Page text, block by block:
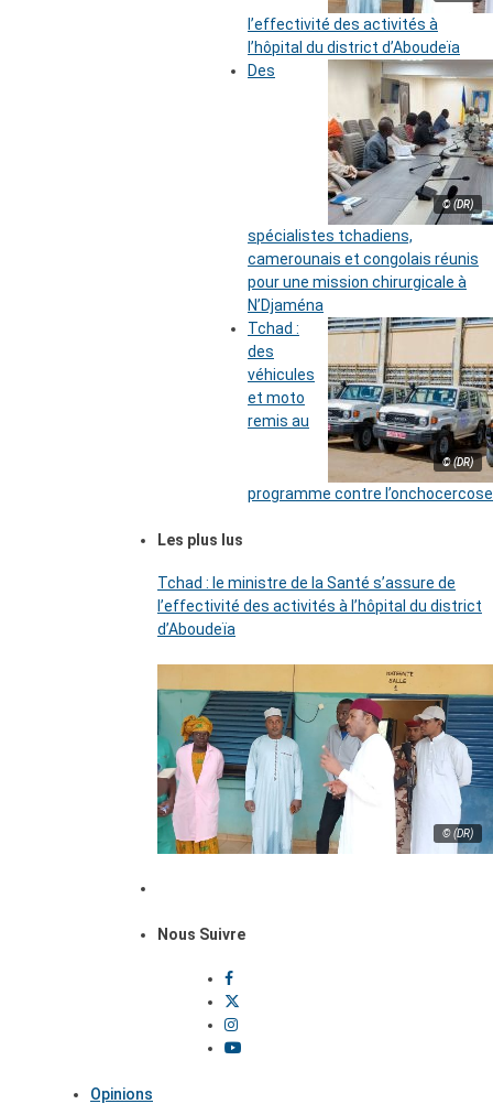
l’effectivité des activités à
l’hôpital du district d’Aboudeïa
© (DR)
Des
spécialistes tchadiens,
camerounais et congolais réunis
pour une mission chirurgicale à
N’Djaména
© (DR)
Tchad :
des
véhicules
et moto
remis au
programme contre l’onchocercose
Les plus lus
Tchad : le ministre de la Santé s’assure de
l’effectivité des activités à l’hôpital du district
d’Aboudeïa
© (DR)
Nous Suivre
Opinions